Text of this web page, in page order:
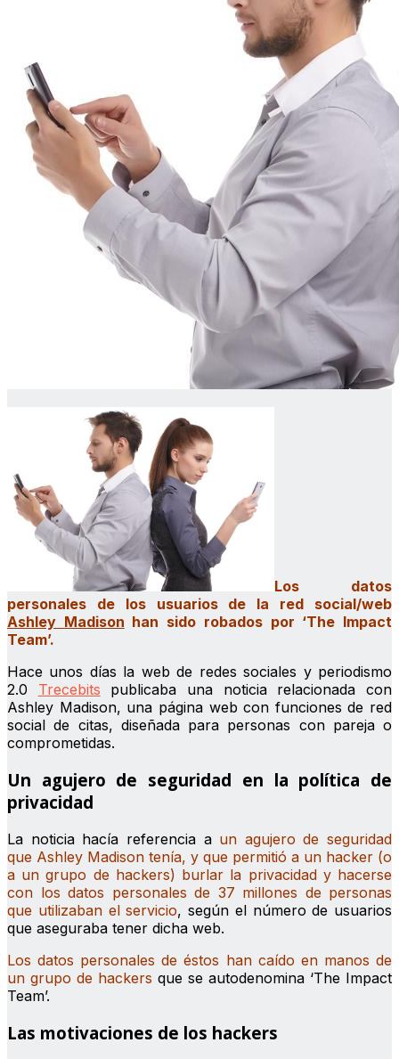
Los datos
personales de los usuarios de la red social/web
Ashley Madison han sido robados por ‘The Impact
Team’.
Hace unos días la web de redes sociales y periodismo
2.0 Trecebits publicaba una noticia relacionada con
Ashley Madison, una página web con funciones de red
social de citas, diseñada para personas con pareja o
comprometidas.
Un agujero de seguridad en la política de
privacidad
La noticia hacía referencia a un agujero de seguridad
que Ashley Madison tenía, y que permitió a un hacker (o
a un grupo de hackers) burlar la privacidad y hacerse
con los datos personales de 37 millones de personas
que utilizaban el servicio, según el número de usuarios
que aseguraba tener dicha web.
Los datos personales de éstos han caído en manos de
un grupo de hackers que se autodenomina ‘The Impact
Team’.
Las motivaciones de los hackers